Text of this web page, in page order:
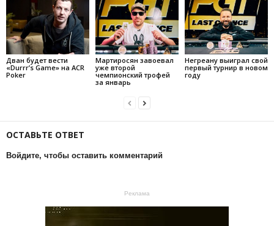
Дван будет вести
«Durrr’s Game» на ACR
Poker
Мартиросян завоевал
уже второй
чемпионский трофей
за январь
Негреану выиграл свой
первый турнир в новом
году
ОСТАВЬТЕ ОТВЕТ
Войдите, чтобы оставить комментарий
Реклама